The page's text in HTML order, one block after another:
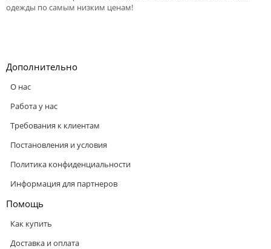
одежды по самым низким ценам!
Дополнительно
О нас
Работа у нас
Требования к клиентам
Постановления и условия
Политика конфиденциальности
Информация для партнеров
Помощь
Как купить
Доставка и оплата